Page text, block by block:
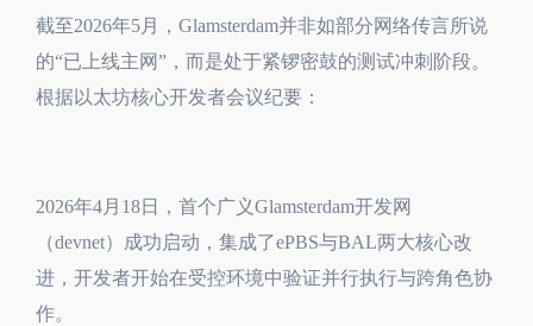
截至2026年5月，Glamsterdam并非如部分网络传言所说
的“已上线主网”，而是处于紧锣密鼓的测试冲刺阶段。
根据以太坊核心开发者会议纪要：
2026年4月18日，首个广义Glamsterdam开发网
（devnet）成功启动，集成了ePBS与BAL两大核心改
进，开发者开始在受控环境中验证并行执行与跨角色协
作。